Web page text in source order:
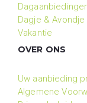
Dagje & Avondje
Vakantie
OVER ONS
Uw aanbieding
Algemene